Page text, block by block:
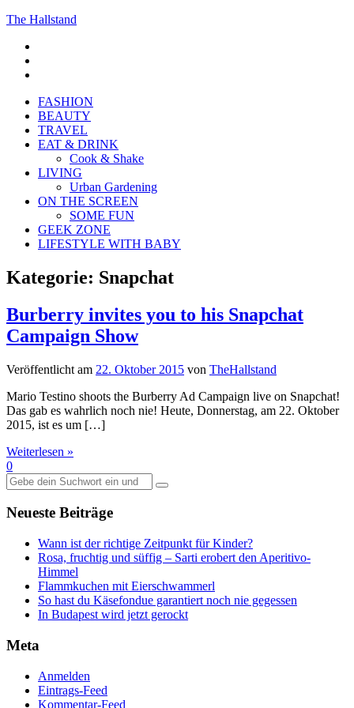
The Hallstand
FASHION
BEAUTY
TRAVEL
EAT & DRINK
Cook & Shake
LIVING
Urban Gardening
ON THE SCREEN
SOME FUN
GEEK ZONE
LIFESTYLE WITH BABY
Kategorie: Snapchat
Burberry invites you to his Snapchat
Campaign Show
Veröffentlicht am 22. Oktober 2015 von TheHallstand
Mario Testino shoots the Burberry Ad Campaign live on Snapchat!
Das gab es wahrlich noch nie! Heute, Donnerstag, am 22. Oktober
2015, ist es um […]
Weiterlesen »
0
Suche
nach:
Neueste Beiträge
Wann ist der richtige Zeitpunkt für Kinder?
Rosa, fruchtig und süffig – Sarti erobert den Aperitivo-
Himmel
Flammkuchen mit Eierschwammerl
So hast du Käsefondue garantiert noch nie gegessen
In Budapest wird jetzt gerockt
Meta
Anmelden
Eintrags-Feed
Kommentar-Feed